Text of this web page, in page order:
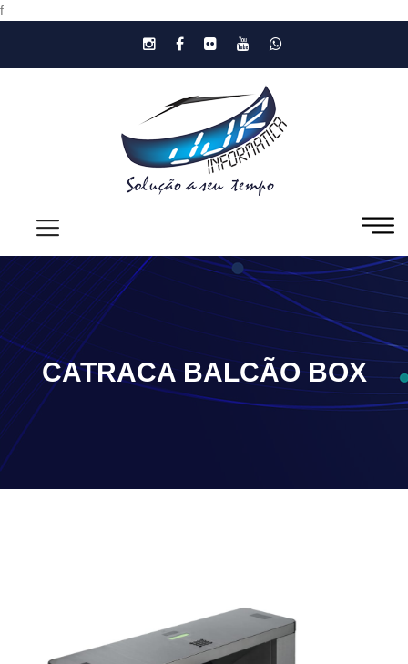
f
CATRACA BALCÃO BOX